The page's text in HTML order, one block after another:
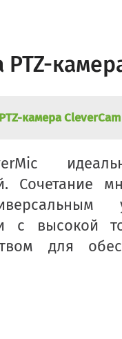
PTZ-камера
Сочетание
с высокой
для